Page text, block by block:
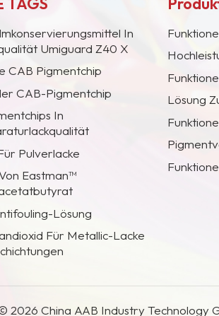
In
Umiguard Z40 X
CAB Pigmentchip
CAB-Pigmentchip
In
Pulverlacke
Eastman™
Lösung
Für Metallic-Lacke
Lösung
2026 China AAB Industry Technology